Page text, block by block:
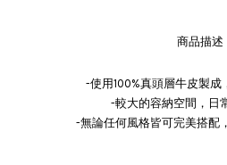
商品描述
-使用100%真頭層牛皮製成
-較大的容納空間，日
-無論任何風格皆可完美搭配